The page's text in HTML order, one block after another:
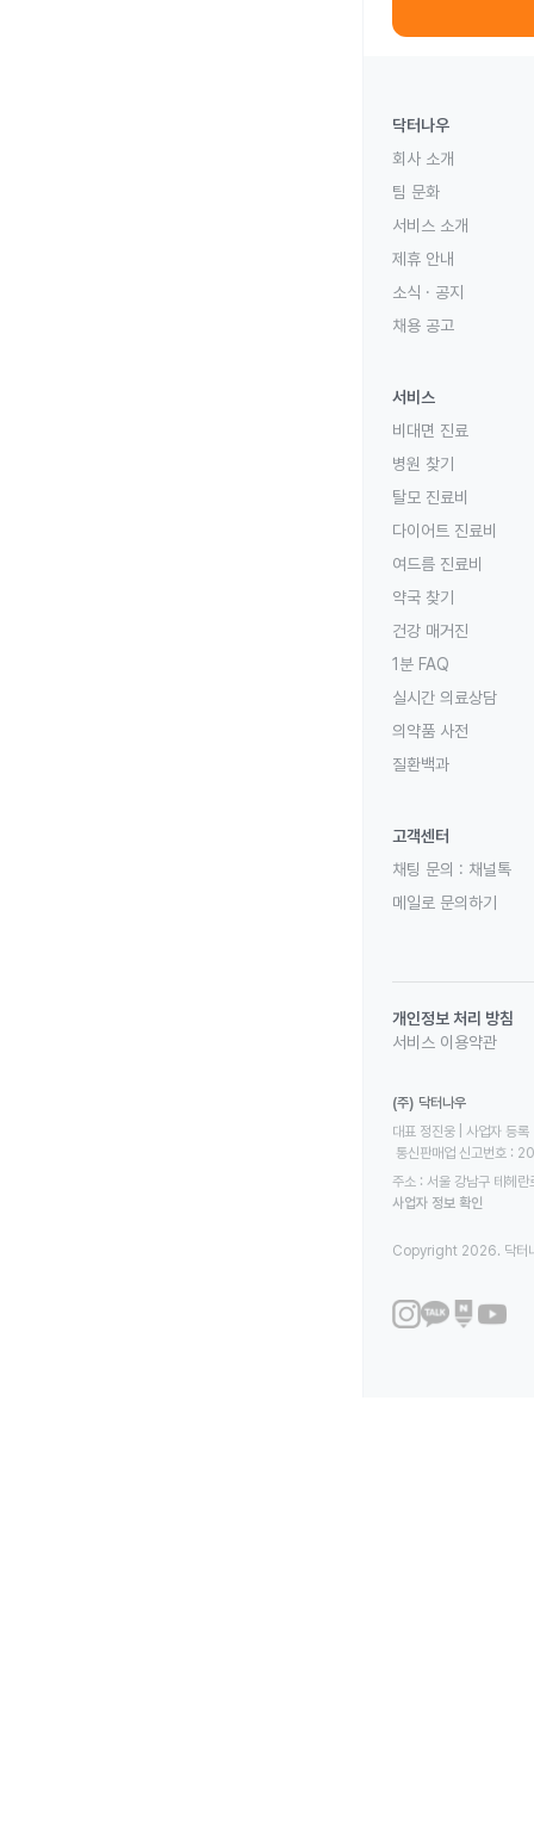
닥터나우
회사 소개
팀 문화
서비스 소개
제휴 안내
소식 · 공지
채용 공고
서비스
비대면 진료
병원 찾기
탈모 진료비
다이어트 진료비
여드름 진료비
약국 찾기
건강 매거진
1분 FAQ
실시간 의료상담
의약품 사전
질환백과
고객센터
채팅 문의 : 채널톡
메일로 문의하기
개인정보 처리 방침
서비스 이용약관
(주) 닥터나우
대표 정진웅 | 사업자
통신판매업 신고번호
주소 : 서울 강남구 테헤
사업자 정보 확인
Copyright 2026. 닥터